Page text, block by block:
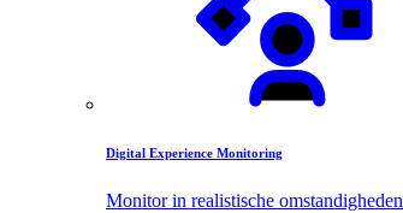
Digital Experience Monitoring
Monitor in realistische omstandigheden